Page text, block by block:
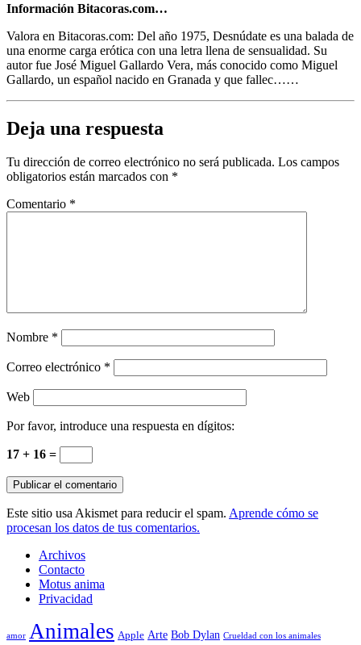
Información Bitacoras.com…
Valora en Bitacoras.com: Del año 1975, Desnúdate es una balada de
una enorme carga erótica con una letra llena de sensualidad. Su
autor fue José Miguel Gallardo Vera, más conocido como Miguel
Gallardo, un español nacido en Granada y que fallec……
Deja una respuesta
Tu dirección de correo electrónico no será publicada. Los campos
obligatorios están marcados con *
Comentario *
Nombre *
Correo electrónico *
Web
Por favor, introduce una respuesta en dígitos:
17 + 16 =
Este sitio usa Akismet para reducir el spam. Aprende cómo se
procesan los datos de tus comentarios.
Archivos
Contacto
Motus anima
Privacidad
amor Animales Apple Arte Bob Dylan Crueldad con los animales